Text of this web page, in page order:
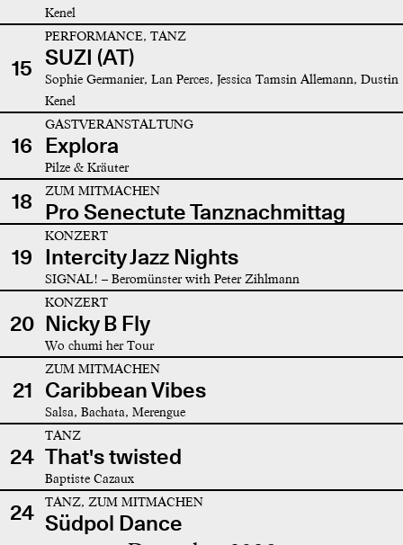
Kenel
15
PERFORMANCE, TANZ
SUZI (AT)
Sophie Germanier, Lan Perces, Jessica Tamsin Allemann, Dustin
Kenel
16
GASTVERANSTALTUNG
Explora
Pilze & Kräuter
18 ZUM MITMACHEN
Pro Senectute Tanznachmittag
19
KONZERT
Intercity Jazz Nights
SIGNAL! – Beromünster with Peter Zihlmann
20
KONZERT
Nicky B Fly
Wo chumi her Tour
21
ZUM MITMACHEN
Caribbean Vibes
Salsa, Bachata, Merengue
24
TANZ
That's twisted
Baptiste Cazaux
24 TANZ, ZUM MITMACHEN
Südpol Dance